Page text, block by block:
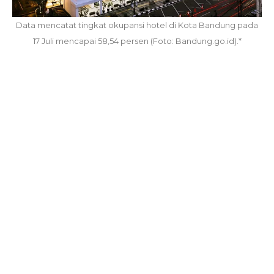
Data mencatat tingkat okupansi hotel di Kota Bandung pada
17 Juli mencapai 58,54 persen (Foto: Bandung.go.id).*